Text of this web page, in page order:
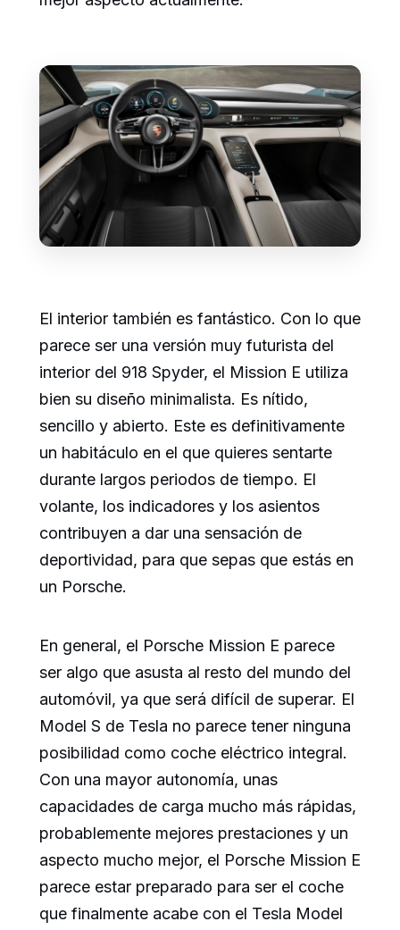
El interior también es fantástico. Con lo que
parece ser una versión muy futurista del
interior del 918 Spyder, el Mission E utiliza
bien su diseño minimalista. Es nítido,
sencillo y abierto. Este es definitivamente
un habitáculo en el que quieres sentarte
durante largos periodos de tiempo. El
volante, los indicadores y los asientos
contribuyen a dar una sensación de
deportividad, para que sepas que estás en
un Porsche.
En general, el Porsche Mission E parece
ser algo que asusta al resto del mundo del
automóvil, ya que será difícil de superar. El
Model S de Tesla no parece tener ninguna
posibilidad como coche eléctrico integral.
Con una mayor autonomía, unas
capacidades de carga mucho más rápidas,
probablemente mejores prestaciones y un
aspecto mucho mejor, el Porsche Mission E
parece estar preparado para ser el coche
que finalmente acabe con el Tesla Model